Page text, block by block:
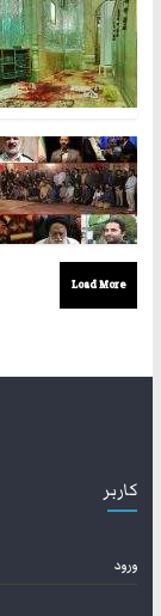
Load More
کاربر
ورود